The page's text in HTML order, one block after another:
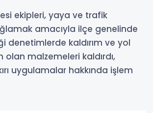
ekipleri, yaya ve trafik
amacıyla ilçe genelinde
denetimlerde kaldırım ve yol
olan malzemeleri kaldırdı,
uygulamalar hakkında işlem